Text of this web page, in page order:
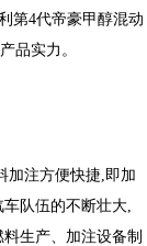
第4代帝豪甲醇混动
品实力。
加注方便快捷,即加
队伍的不断壮大,
生产、加注设备制